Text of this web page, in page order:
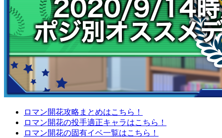
ロマン開花攻略まとめはこちら！
ロマン開花の投手適正キャラはこちら！
ロマン開花の固有イベ一覧はこちら！